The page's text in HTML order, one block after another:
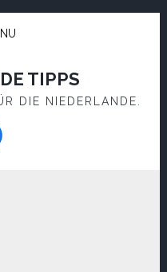
TIPPS
DIE NIEDERLANDE.